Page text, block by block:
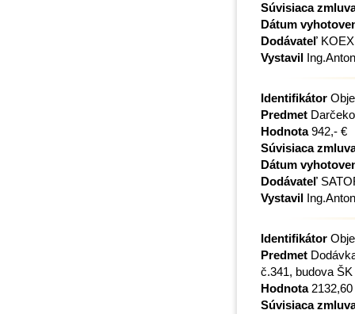
Súvisiaca
Dátum
Dodávateľ
Vystavil
Identifikátor
Predmet
Hodnota942,- €
Súvisiaca
Dátum
Dodávateľ
Vystavil
Identifikátor
Predmet
č.341, budova
Hodnota2132,60
Súvisiaca